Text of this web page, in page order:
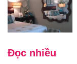
Đọc nhiều